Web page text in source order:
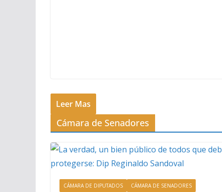
Cámara de Senadores
CÁMARA DE DIPUTADOS
CÁMARA DE SENADORES